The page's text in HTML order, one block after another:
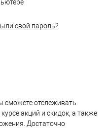
свой пароль?
сможете отслеживать
акций и скидок, а также
Достаточно